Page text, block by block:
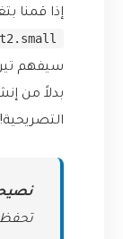
إذا قمنا
t2.small
سيفهم
بدلاً من
التصريحية!